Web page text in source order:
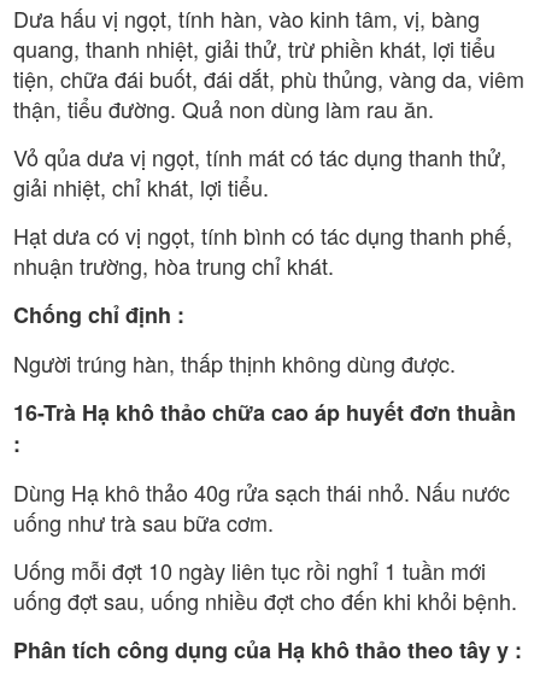
Dưa hấu vị ngọt, tính hàn, vào kinh tâm, vị, bàng
quang, thanh nhiệt, giải thử, trừ phiền khát, lợi tiểu
tiện, chữa đái buốt, đái dắt, phù thủng, vàng da, viêm
thận, tiểu đường. Quả non dùng làm rau ăn.
Vỏ qủa dưa vị ngọt, tính mát có tác dụng thanh thử,
giải nhiệt, chỉ khát, lợi tiểu.
Hạt dưa có vị ngọt, tính bình có tác dụng thanh phế,
nhuận trường, hòa trung chỉ khát.
Chống chỉ định :
Người trúng hàn, thấp thịnh không dùng được.
16-Trà Hạ khô thảo chữa cao áp huyết đơn thuần
:
Dùng Hạ khô thảo 40g rửa sạch thái nhỏ. Nấu nước
uống như trà sau bữa cơm.
Uống mỗi đợt 10 ngày liên tục rồi nghỉ 1 tuần mới
uống đợt sau, uống nhiều đợt cho đến khi khỏi bệnh.
Phân tích công dụng của Hạ khô thảo theo tây y :